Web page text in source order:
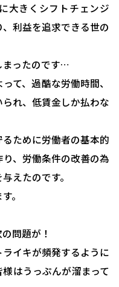
大きくシフトチェンジ
利益を追求できる世の
まったのです…
て、過酷な労働時間、
れ、低賃金しか払わな
ために労働者の基本的
、労働条件の改善の為
えたのです。
。
問題が！
イキが頻発するように
はうっぷんが溜まって